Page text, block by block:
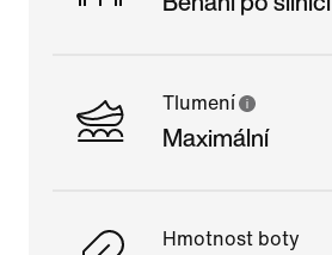
Tlumení
Maximální
Hmotnost boty